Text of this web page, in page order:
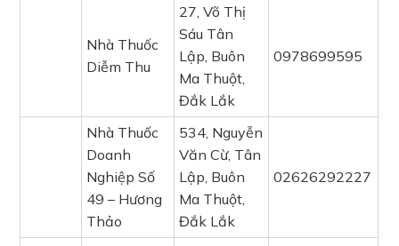
Nhà Thuốc
Diễm Thu
27, Võ Thị
Sáu Tân
Lập, Buôn
Ma Thuột,
Đắk Lắk
0978699595
Nhà Thuốc
Doanh
Nghiệp Số
49 – Hương
Thảo
534, Nguyễn
Văn Cừ, Tân
Lập, Buôn
Ma Thuột,
Đắk Lắk
02626292227